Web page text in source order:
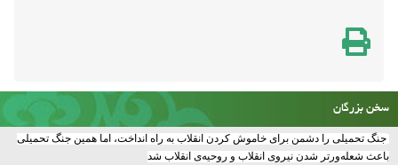
جنگ تحمیلی را دشمن برای خاموش کردن انقلاب به راه انداخت، اما همین جنگ تحمیلی
باعث شعله‌ورتر شدن نیروی انقلاب و روحیه‌ی انقلاب شد
(مقام معظم رهبری)